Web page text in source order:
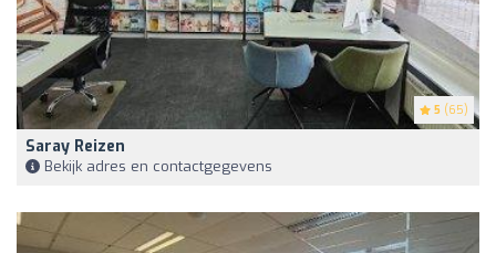
5 (65)
Saray Reizen
Bekijk adres en contactgegevens